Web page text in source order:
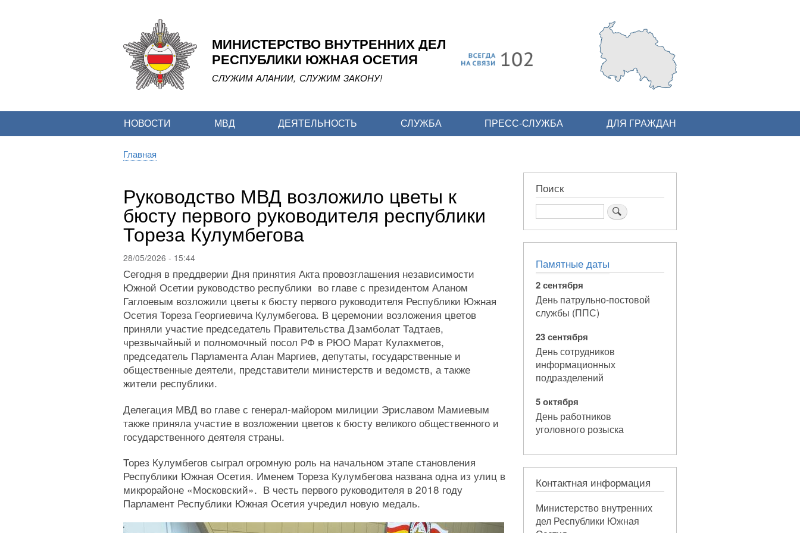
основному
содержанию
МИНИСТЕРСТВО ВНУТРЕННИХ ДЕЛ
РЕСПУБЛИКИ ЮЖНАЯ ОСЕТИЯ
СЛУЖИМ АЛАНИИ, СЛУЖИМ ЗАКОНУ!
НОВОСТИ МВД ДЕЯТЕЛЬНОСТЬ СЛУЖБА ПРЕСС-СЛУЖБА ДЛЯ ГРАЖДАН
Строка
Главная
Руководство МВД возложило цветы к
бюсту первого руководителя республики
Тореза Кулумбегова
28/05/2026 - 15:44
Сегодня в преддверии Дня принятия Акта провозглашения независимости
Южной Осетии руководство республики во главе с президентом Аланом
Гаглоевым возложили цветы к бюсту первого руководителя Республики Южная
Осетия Тореза Георгиевича Кулумбегова. В церемонии возложения цветов
приняли участие председатель Правительства Дзамболат Тадтаев,
чрезвычайный и полномочный посол РФ в РЮО Марат Кулахметов,
председатель Парламента Алан Маргиев, депутаты, государственные и
общественные деятели, представители министерств и ведомств, а также
жители республики.
Делегация МВД во главе с генерал-майором милиции Эриславом Мамиевым
также приняла участие в возложении цветов к бюсту великого общественного и
государственного деятеля страны.
Торез Кулумбегов сыграл огромную роль на начальном этапе становления
Республики Южная Осетия. Именем Тореза Кулумбегова названа одна из улиц в
микрорайоне «Московский». В честь первого руководителя в 2018 году
Парламент Республики Южная Осетия учредил новую медаль.
Поиск
Поиск
Памятные даты
2 сентября
День патрульно-постовой
службы (ППС)
23 сентября
День сотрудников
информационных
подразделений
5 октября
День работников
уголовного розыска
Контактная информация
Министерство внутренних
дел Республики Южная